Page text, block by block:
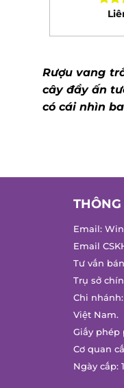
Rượu vang
cây đầy ấn
có cái nhìn
Email:
Email
Tư vấn
Trụ sở
Chi
Việt Nam.
Giấy phép
Cơ quan
Ngày cấp: